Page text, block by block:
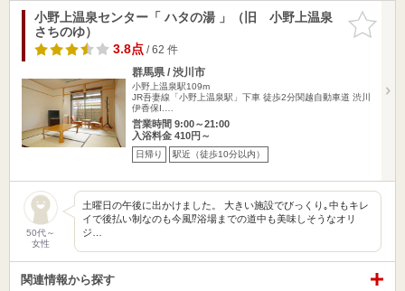
お気に入
りに追加
小野上温泉センター「 ハタの湯 」（旧 小野上温泉
さちのゆ）
3.8点/ 62 件
群馬県 / 渋川市
小野上温泉駅109m
JR吾妻線「小野上温泉駅」下車 徒歩2分関越自動車道 渋川
伊香保I.…
営業時間 9:00～21:00
入浴料金 410円～
日帰り 駅近（徒歩10分以内）
50代～
女性
土曜日の午後に出かけました。 大きい施設でびっくり｡中もキレ
イで後払い制なのも今風⁉︎浴場までの道中も美味しそうなオリ
ジ…
関連情報から探す